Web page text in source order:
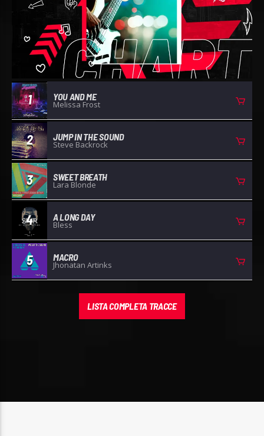
1 YOU AND ME
Melissa Frost
2 JUMP IN THE SOUND
Steve Backrock
3 SWEET BREATH
Lara Blonde
4 A LONG DAY
Bless
5 MACRO
Jhonatan Artinks
LISTA COMPLETA TRACCE